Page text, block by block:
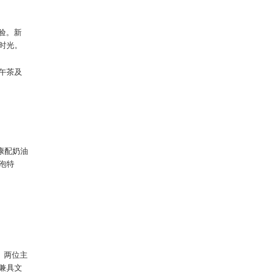
。新
光。
茶及
配奶油
特
两位主
具文